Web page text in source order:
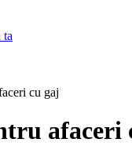
ta
cu gaj
afaceri